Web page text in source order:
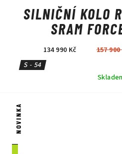
SILNIČNÍ KOLO
SRAM
CARBON/
134 990 Kč 157
S - 54
NOVINKA